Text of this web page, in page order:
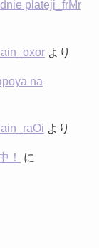
plateji_frMr
より
na
より
！
に